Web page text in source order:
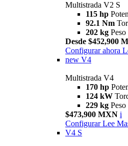
Multistrada V2 S
115 hp
92.1 Nm
202 kg
Desde $452,900
Configurar ahora
new V4
Multistrada V4
170 hp
124 kW
229 kg
$473,900 MXN i
Configurar Lee
V4 S